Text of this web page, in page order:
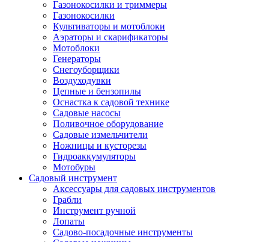
Шумоизоляция
Щетки стеклоочистителей
Прочие аксессуары для автомобилей
Велосипеды и самокаты
Электротранспорт
Радиоуправляемые модели
Аксессуары для велосипедов
аксессуары для радиоуправляемых моделей
Расходные материалы
Бумага разная
Бумага для офисной техники
Бумага для профессиональной печати
Фотобумага
Наклейки
Термобумага
Бумага для факса
Пленка для печати
Пленка для ламинирования
Материалы для заправки
Чернила и заправки
Газонокосилки и триммеры
Газонокосилки
Культиваторы и мотоблоки
Аэраторы и скарификаторы
Мотоблоки
Генераторы
Снегоуборщики
Воздуходувки
Цепные и бензопилы
Оснастка к садовой технике
Садовые насосы
Поливочное оборудование
Садовые измельчители
Ножницы и кусторезы
Гидроаккумуляторы
Мотобуры
Садовый инструмент
Аксессуары для садовых инструментов
Грабли
Инструмент ручной
Лопаты
Садово-посадочные инструменты